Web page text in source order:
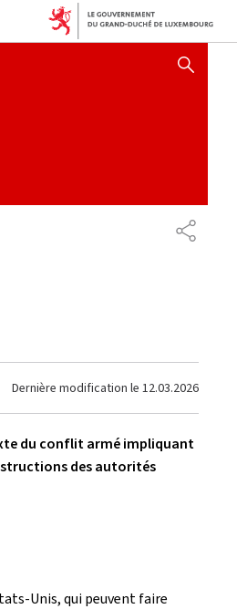
AFFICHER / MASQUER
Dernière modification le 12.03.2026
du conflit armé impliquant
des autorités
Unis, qui peuvent faire